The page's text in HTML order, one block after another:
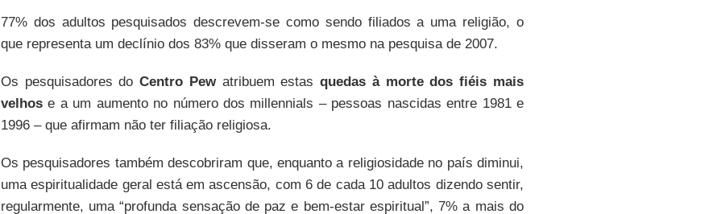
77% dos adultos pesquisados descrevem-se como sendo filiados a uma religião, o
que representa um declínio dos 83% que disseram o mesmo na pesquisa de 2007.
Os pesquisadores doCentro Pewatribuem estasquedas à morte dos fiéis mais
velhose a um aumento no número dos millennials – pessoas nascidas entre 1981 e
1996 – que afirmam não ter filiação religiosa.
Os pesquisadores também descobriram que, enquanto a religiosidade no país diminui,
uma espiritualidade geral está em ascensão, com 6 de cada 10 adultos dizendo sentir,
regularmente, uma “profunda sensação de paz e bem-estar espiritual”, 7% a mais do